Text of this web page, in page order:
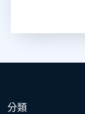
分類